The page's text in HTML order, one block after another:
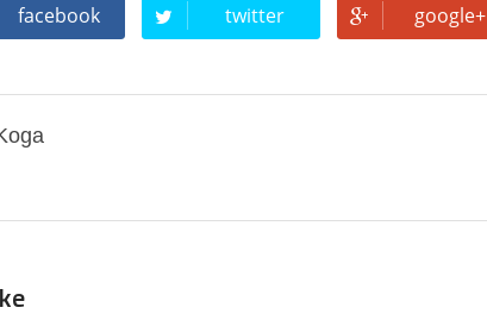
facebook twitter google+